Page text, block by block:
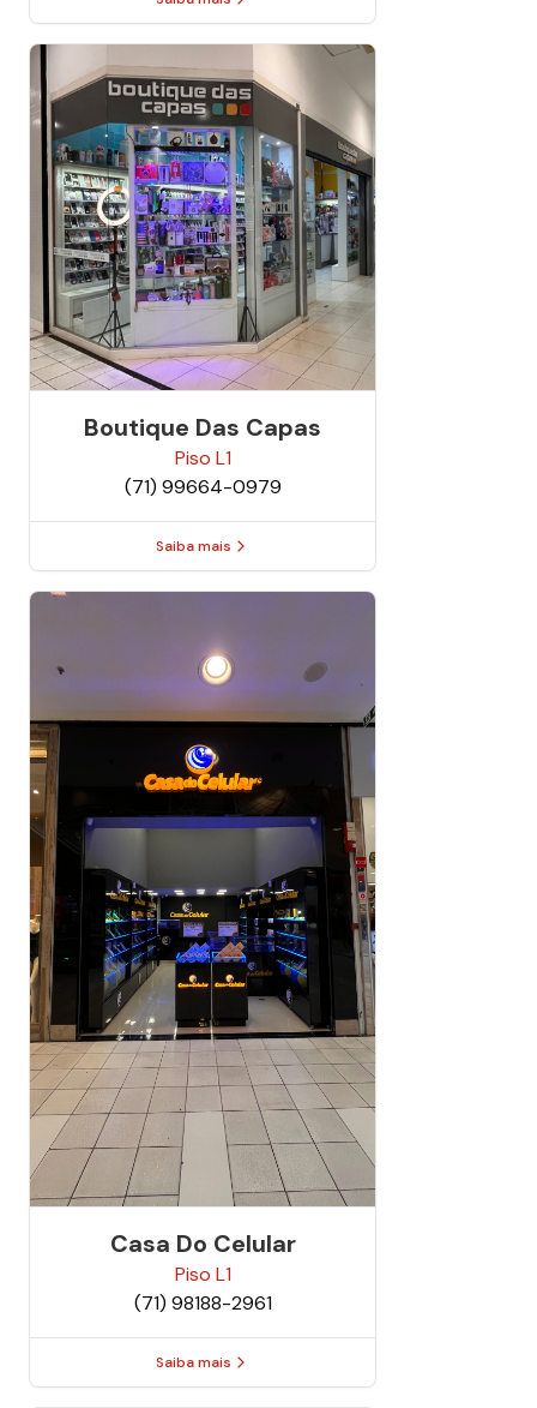
Boutique Das Capas
Piso L1
(71) 99664-0979
Saiba mais
Casa Do Celular
Piso L1
(71) 98188-2961
Saiba mais